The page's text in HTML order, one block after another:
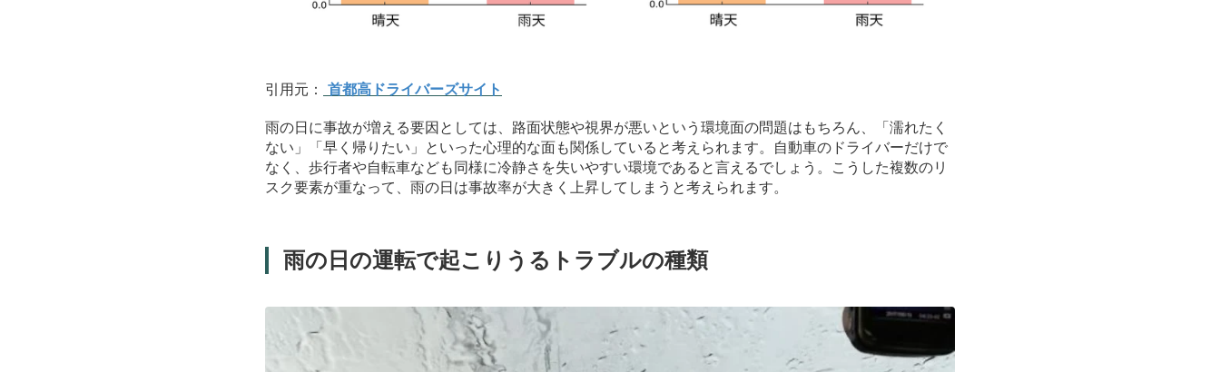
引用元： 首都高ドライバーズサイト
雨の日に事故が増える要因としては、路面状態や視界が悪いという環境面の問題はもちろん、「濡れたく
ない」「早く帰りたい」といった心理的な面も関係していると考えられます。自動車のドライバーだけで
なく、歩行者や自転車なども同様に冷静さを失いやすい環境であると言えるでしょう。こうした複数のリ
スク要素が重なって、雨の日は事故率が大きく上昇してしまうと考えられます。
雨の日の運転で起こりうるトラブルの種類